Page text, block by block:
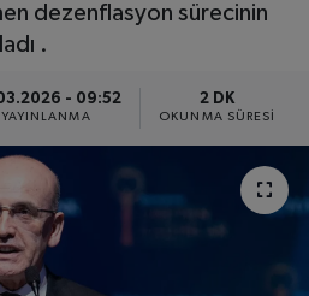
dezenflasyon sürecinin
.
- 09:52
YAYINLANMA
2 DK
OKUNMA SÜRESI